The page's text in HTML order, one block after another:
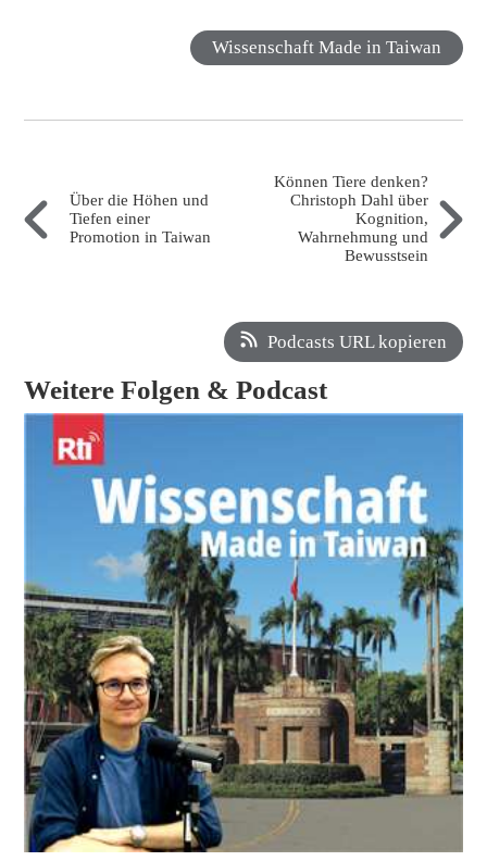
Wissenschaft Made in Taiwan
Über die Höhen und
Tiefen einer
Promotion in Taiwan
Können Tiere denken?
Christoph Dahl über
Kognition,
Wahrnehmung und
Bewusstsein
Podcasts URL kopieren
Weitere Folgen & Podcast